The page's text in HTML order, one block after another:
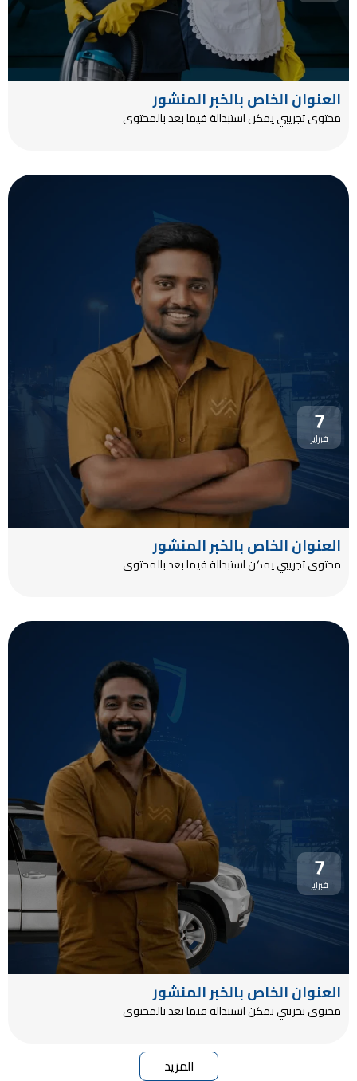
العنوان الخاص بالخبر المنشور
محتوى تجريبي يمكن استبدالة فيما بعد بالمحتوى
7
فبراير
العنوان الخاص بالخبر المنشور
محتوى تجريبي يمكن استبدالة فيما بعد بالمحتوى
7
فبراير
العنوان الخاص بالخبر المنشور
محتوى تجريبي يمكن استبدالة فيما بعد بالمحتوى
المزيد